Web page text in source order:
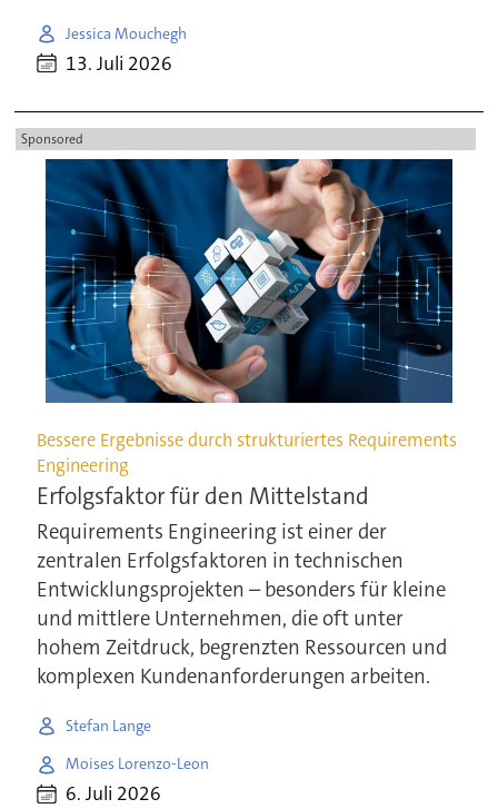
Jessica Mouchegh
13. Juli 2026
Sponsored
Bessere Ergebnisse durch strukturiertes Requirements
Engineering
Erfolgsfaktor für den Mittelstand
Requirements Engineering ist einer der
zentralen Erfolgsfaktoren in technischen
Entwicklungsprojekten – besonders für kleine
und mittlere Unternehmen, die oft unter
hohem Zeitdruck, begrenzten Ressourcen und
komplexen Kundenanforderungen arbeiten.
Stefan Lange
Moises Lorenzo-Leon
6. Juli 2026